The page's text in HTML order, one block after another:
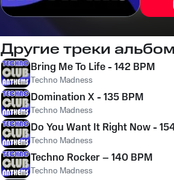
Другие треки
Bring Me To Life - 142 BPM
Techno Madness
Domination X - 135 BPM
Techno Madness
Do You Want It Right Now -
Techno Madness
Techno Rocker – 140 BPM
Techno Madness